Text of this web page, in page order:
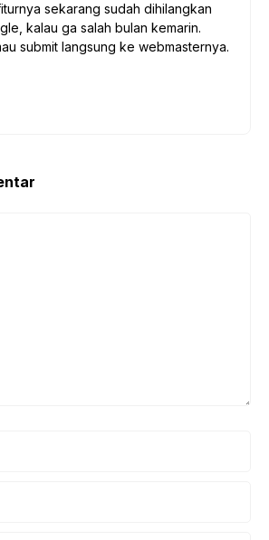
sekarang sudah dihilangkan
kalau ga salah bulan kemarin.
submit langsung ke webmasternya.